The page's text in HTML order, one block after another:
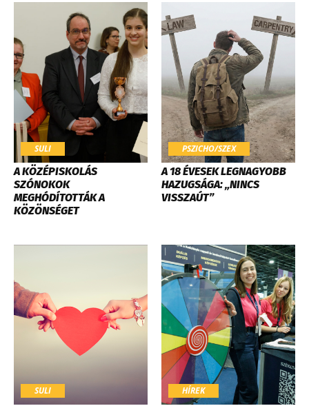
SULI
​A KÖZÉPISKOLÁS
SZÓNOKOK
MEGHÓDÍTOTTÁK A
KÖZÖNSÉGET
PSZICHO/SZEX
A 18 ÉVESEK LEGNAGYOBB
HAZUGSÁGA: „NINCS
VISSZAÚT”
SULI HÍREK